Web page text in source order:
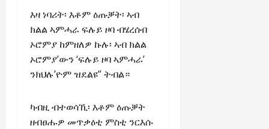
እዛ ነባሪት፡ እቶም ዕጡቓት፡ ኣብ
ክልል ኣምሓራ ፍሉይ ዞባ ብሄረሰብ
ኦሮምያ ከምዘለዎ ኩሉ፡ ኣብ ክልል
ኦሮምያ’ውን ‘ፍሉይ ዞባ ኣምሓራ’
ንክህሉ’ዮም ዝደልዩ” ትብል።
ካብዚ ብተወሳኺ፡ እቶም ዕጡቓት
ዘብፀሑዎ መጥቃዕቲ ምስቲ ንርእሱ